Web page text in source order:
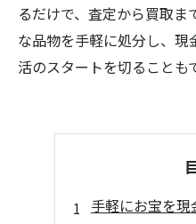
るだけで、査定から買取
な品物を手軽に処分し、
活のスタートを切ることも
手軽にお宝を現